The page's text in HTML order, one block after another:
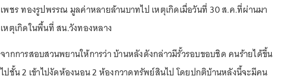
เพชร ทองรูปพรรณ มูลค่าหลายล้านบาทไป เหตุเกิดเมื่อวันที่ 30 ส.ค.ที่ผ่านมา
เหตุเกิดในพื้นที่ สน.วังทองหลาง
จากการสอบสวนพยานให้การว่า บ้านหลังดังกล่าวมีรั้วรอบขอบชิด คนร้ายได้ขึ้น
ไปชั้น 2 เข้าไปงัดห้องนอน 2 ห้องกวาดทรัพย์สินไป โดยปกติบ้านหลังนี้จะมีคน